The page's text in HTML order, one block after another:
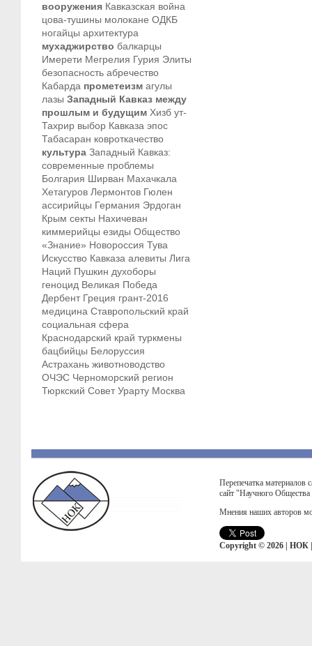
вооружения Кавказская война
цова-тушины молокане ОДКБ
ногайцы архитектура
мухаджирство балкарцы
Имерети Мегрелия Гурия Элиты
безопасность абречество
Кабарда прометеизм агулы
лазы Западный Кавказ между
прошлым и будущим Хизб ут-
Тахрир выбор Кавказа эпос
Табасаран ковроткачество
культура Западный Кавказ:
современные проблемы
Болгария Ширван Махачкала
Хетагуров Лермонтов Гюлен
ассирийцы Германия Эрдоган
Крым секты Нахичеван
киммерийцы езиды Общество
«Знание» Новороссия Тува
Искусство Кавказа алевиты Лига
Наций Пушкин духоборы
геноцид Великая Победа
Дербент Греция грант-2016
медицина Ставропольский край
социальная сфера
Краснодарский край туркмены
бацбийцы Белоруссия
Астрахань животноводство
ОЧЭС Черноморский регион
Тюркский Совет Урарту Москва
Перепечатка материалов
сайт "Научного
Мнения наших авторов
Copyright © 2026 | НОК